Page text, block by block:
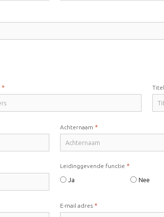
* Titel
Achternaam *
Leidinggevende functie *
Ja Nee
E-mail adres *